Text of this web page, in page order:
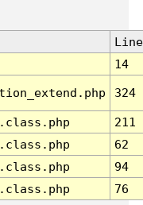
Line
14
324
211
62
94
76